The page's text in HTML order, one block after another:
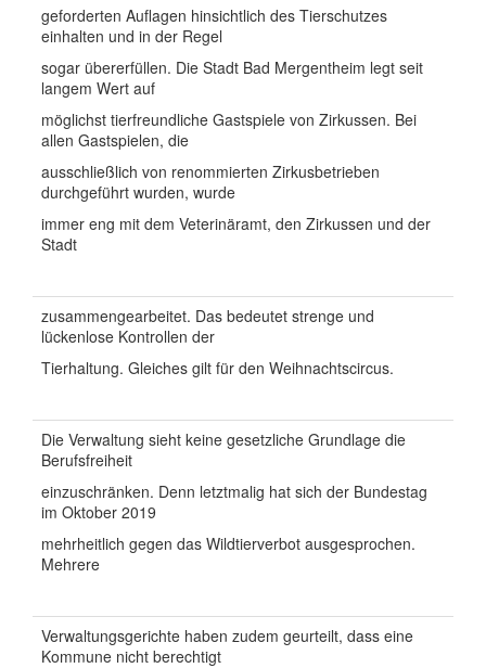
geforderten Auflagen hinsichtlich des Tierschutzes
einhalten und in der Regel
sogar übererfüllen. Die Stadt Bad Mergentheim legt seit
langem Wert auf
möglichst tierfreundliche Gastspiele von Zirkussen. Bei
allen Gastspielen, die
ausschließlich von renommierten Zirkusbetrieben
durchgeführt wurden, wurde
immer eng mit dem Veterinäramt, den Zirkussen und der
Stadt
zusammengearbeitet. Das bedeutet strenge und
lückenlose Kontrollen der
Tierhaltung. Gleiches gilt für den Weihnachtscircus.
Die Verwaltung sieht keine gesetzliche Grundlage die
Berufsfreiheit
einzuschränken. Denn letztmalig hat sich der Bundestag
im Oktober 2019
mehrheitlich gegen das Wildtierverbot ausgesprochen.
Mehrere
Verwaltungsgerichte haben zudem geurteilt, dass eine
Kommune nicht berechtigt